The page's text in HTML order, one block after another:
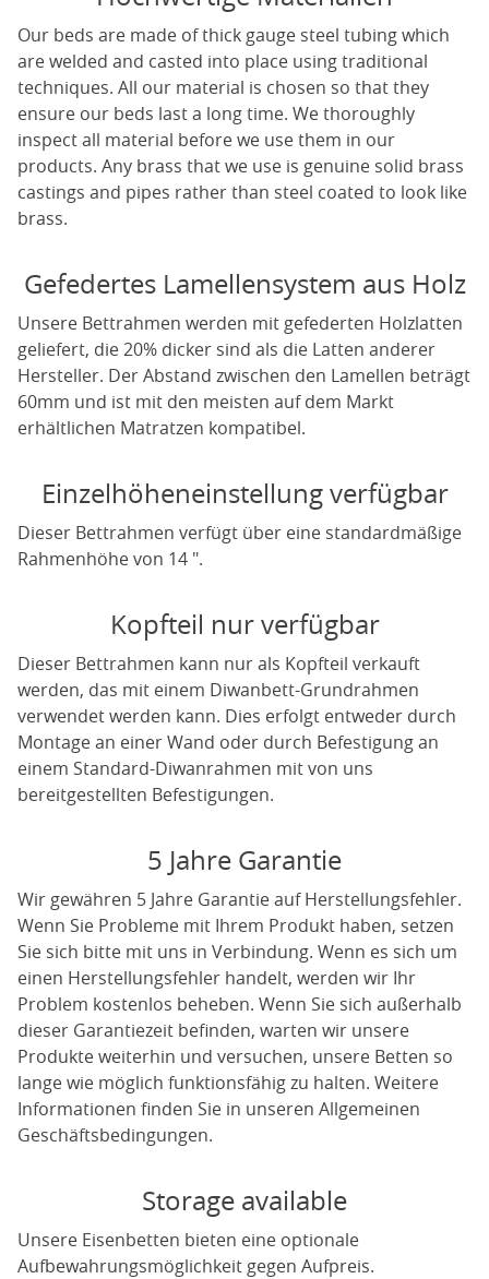
Our beds are made of thick gauge steel tubing which
are welded and casted into place using traditional
techniques. All our material is chosen so that they
ensure our beds last a long time. We thoroughly
inspect all material before we use them in our
products. Any brass that we use is genuine solid brass
castings and pipes rather than steel coated to look like
brass.
Gefedertes Lamellensystem aus Holz
Unsere Bettrahmen werden mit gefederten Holzlatten
geliefert, die 20% dicker sind als die Latten anderer
Hersteller. Der Abstand zwischen den Lamellen beträgt
60mm und ist mit den meisten auf dem Markt
erhältlichen Matratzen kompatibel.
Einzelhöheneinstellung verfügbar
Dieser Bettrahmen verfügt über eine standardmäßige
Rahmenhöhe von 14 ".
Kopfteil nur verfügbar
Dieser Bettrahmen kann nur als Kopfteil verkauft
werden, das mit einem Diwanbett-Grundrahmen
verwendet werden kann. Dies erfolgt entweder durch
Montage an einer Wand oder durch Befestigung an
einem Standard-Diwanrahmen mit von uns
bereitgestellten Befestigungen.
5 Jahre Garantie
Wir gewähren 5 Jahre Garantie auf Herstellungsfehler.
Wenn Sie Probleme mit Ihrem Produkt haben, setzen
Sie sich bitte mit uns in Verbindung. Wenn es sich um
einen Herstellungsfehler handelt, werden wir Ihr
Problem kostenlos beheben. Wenn Sie sich außerhalb
dieser Garantiezeit befinden, warten wir unsere
Produkte weiterhin und versuchen, unsere Betten so
lange wie möglich funktionsfähig zu halten. Weitere
Informationen finden Sie in unseren Allgemeinen
Geschäftsbedingungen.
Storage available
Unsere Eisenbetten bieten eine optionale
Aufbewahrungsmöglichkeit gegen Aufpreis.